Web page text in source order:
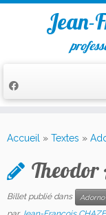
au
Jean-
Accueil » Textes »
Billet publié dans Adorno